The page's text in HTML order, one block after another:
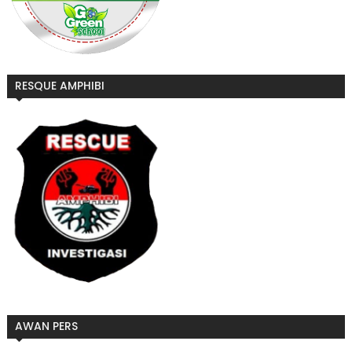
RESQUE AMPHIBI
AWAN PERS